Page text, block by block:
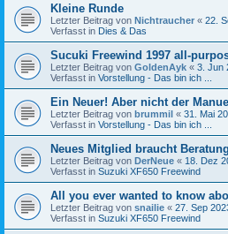
Kleine Runde
Letzter Beitrag von Nichtraucher « 22.
Verfasst in Dies & Das
Sucuki Freewind 1997 all-
Letzter Beitrag von GoldenAyk « 3. Jun
Verfasst in Vorstellung - Das bin ich ...
Ein Neuer! Aber nicht der
Letzter Beitrag von brummil « 31. Mai
Verfasst in Vorstellung - Das bin ich ...
Neues Mitglied braucht
Letzter Beitrag von DerNeue « 18. Dez
Verfasst in Suzuki XF650 Freewind
All you ever wanted to know
Letzter Beitrag von snailie « 27. Sep
Verfasst in Suzuki XF650 Freewind